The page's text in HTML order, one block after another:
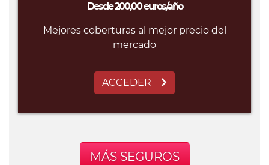
Desde 200,00 euros/año
Mejores coberturas al mejor precio del
mercado
ACCEDER
MÁS SEGUROS